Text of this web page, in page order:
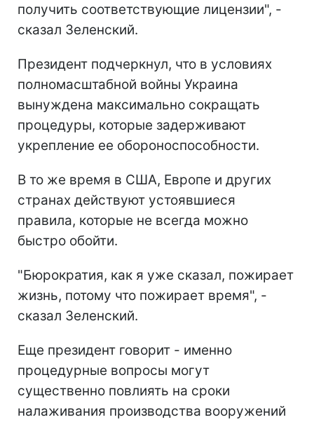
получить соответствующие лицензии", -
сказал Зеленский.
Президент подчеркнул, что в условиях
полномасштабной войны Украина
вынуждена максимально сокращать
процедуры, которые задерживают
укрепление ее обороноспособности.
В то же время в США, Европе и других
странах действуют устоявшиеся
правила, которые не всегда можно
быстро обойти.
"Бюрократия, как я уже сказал, пожирает
жизнь, потому что пожирает время", -
сказал Зеленский.
Еще президент говорит - именно
процедурные вопросы могут
существенно повлиять на сроки
налаживания производства вооружений